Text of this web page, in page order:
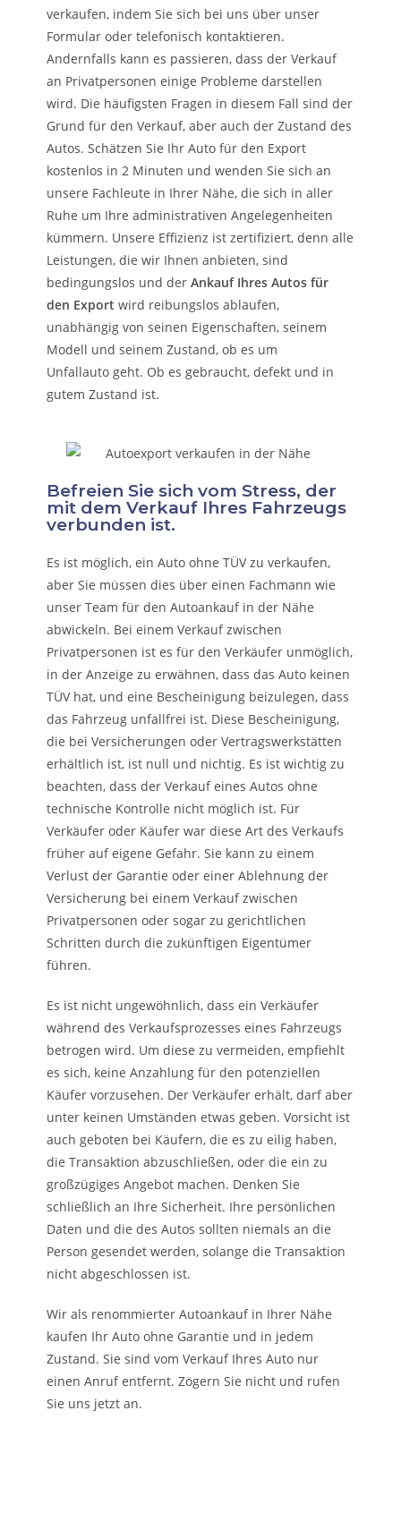
verkaufen, indem Sie sich bei uns über unser
Formular oder telefonisch kontaktieren.
Andernfalls kann es passieren, dass der Verkauf
an Privatpersonen einige Probleme darstellen
wird. Die häufigsten Fragen in diesem Fall sind der
Grund für den Verkauf, aber auch der Zustand des
Autos. Schätzen Sie Ihr Auto für den Export
kostenlos in 2 Minuten und wenden Sie sich an
unsere Fachleute in Ihrer Nähe, die sich in aller
Ruhe um Ihre administrativen Angelegenheiten
kümmern. Unsere Effizienz ist zertifiziert, denn alle
Leistungen, die wir Ihnen anbieten, sind
bedingungslos und derAnkauf Ihres Autos für
den Export wird reibungslos ablaufen,
unabhängig von seinen Eigenschaften, seinem
Modell und seinem Zustand, ob es um
Unfallauto geht. Ob es gebraucht, defekt und in
gutem Zustand ist.
Befreien Sie sich vom Stress, der
mit dem Verkauf Ihres Fahrzeugs
verbunden ist.
Es ist möglich, ein Auto ohne TÜV zu verkaufen,
aber Sie müssen dies über einen Fachmann wie
unser Team für den Autoankauf in der Nähe
abwickeln. Bei einem Verkauf zwischen
Privatpersonen ist es für den Verkäufer unmöglich,
in der Anzeige zu erwähnen, dass das Auto keinen
TÜV hat, und eine Bescheinigung beizulegen, dass
das Fahrzeug unfallfrei ist. Diese Bescheinigung,
die bei Versicherungen oder Vertragswerkstätten
erhältlich ist, ist null und nichtig. Es ist wichtig zu
beachten, dass der Verkauf eines Autos ohne
technische Kontrolle nicht möglich ist. Für
Verkäufer oder Käufer war diese Art des Verkaufs
früher auf eigene Gefahr. Sie kann zu einem
Verlust der Garantie oder einer Ablehnung der
Versicherung bei einem Verkauf zwischen
Privatpersonen oder sogar zu gerichtlichen
Schritten durch die zukünftigen Eigentümer
führen.
Es ist nicht ungewöhnlich, dass ein Verkäufer
während des Verkaufsprozesses eines Fahrzeugs
betrogen wird. Um diese zu vermeiden, empfiehlt
es sich, keine Anzahlung für den potenziellen
Käufer vorzusehen. Der Verkäufer erhält, darf aber
unter keinen Umständen etwas geben. Vorsicht ist
auch geboten bei Käufern, die es zu eilig haben,
die Transaktion abzuschließen, oder die ein zu
großzügiges Angebot machen. Denken Sie
schließlich an Ihre Sicherheit. Ihre persönlichen
Daten und die des Autos sollten niemals an die
Person gesendet werden, solange die Transaktion
nicht abgeschlossen ist.
Wir als renommierter Autoankauf in Ihrer Nähe
kaufen Ihr Auto ohne Garantie und in jedem
Zustand. Sie sind vom Verkauf Ihres Auto nur
einen Anruf entfernt. Zögern Sie nicht und rufen
Sie uns jetzt an.